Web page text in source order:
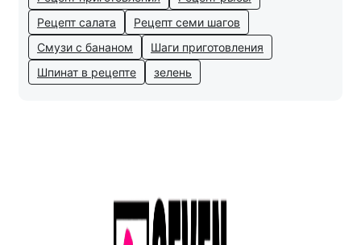
Рецепт салата
Рецепт семи шагов
Смузи с бананом
Шаги приготовления
Шпинат в рецепте
зелень